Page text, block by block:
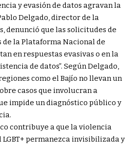
y evasión de datos agravan la
Delgado, director de la
denunció que las solicitudes de
la Plataforma Nacional de
en respuestas evasivas o en la
de datos”. Según Delgado,
como el Bajío no llevan un
casos que involucran a
impide un diagnóstico público y
contribuye a que la violencia
permanezca invisibilizada y